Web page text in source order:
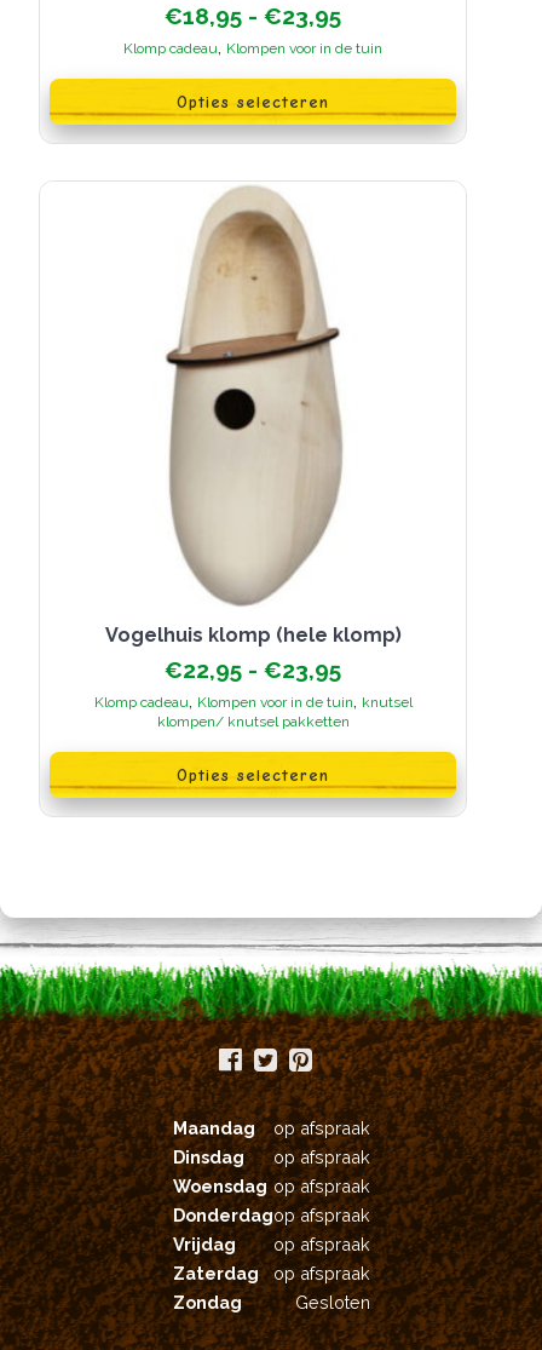
€18,95 - €23,95Prijsklasse:
€18,95
tot
€23,95
Klomp cadeau, Klompen voor in de tuin
Opties selecteren
product
heeft
meerdere
variaties.
optie
Vogelhuis klomp (hele klomp)
€22,95 - €23,95Prijsklasse:
€22,95
tot
Klomp cadeau, Klompen voor in de tuin, knutsel
klompen/ knutsel pakketten
Opties selecteren
product
heeft
meerdere
variaties.
worden
op
de
productpagina
Maandag
op afspraak
Dinsdag
op afspraak
Woensdag op afspraak
Donderdagop afspraak
Vrijdag
op afspraak
Zaterdag
op afspraak
Zondag
Gesloten